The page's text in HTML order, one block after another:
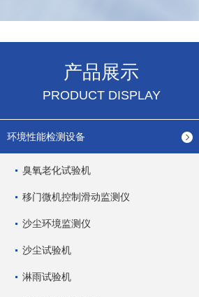
产品展示
PRODUCT DISPLAY
环境性能检测设备
臭氧老化试验机
移门微机控制滑动监测仪
沙尘环境监测仪
沙尘试验机
淋雨试验机